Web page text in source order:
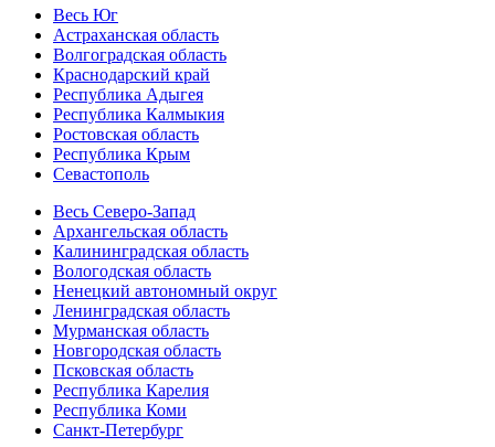
Весь Юг
Астраханская область
Волгоградская область
Краснодарский край
Республика Адыгея
Республика Калмыкия
Ростовская область
Республика Крым
Севастополь
Весь Северо-Запад
Архангельская область
Калининградская область
Вологодская область
Ненецкий автономный округ
Ленинградская область
Мурманская область
Новгородская область
Псковская область
Республика Карелия
Республика Коми
Санкт-Петербург